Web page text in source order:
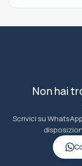
Non hai
Scrivici su